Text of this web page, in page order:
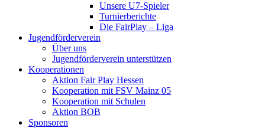
Unsere U7-Spieler
Turnierberichte
Die FairPlay – Liga
Jugendförderverein
Über uns
Jugendförderverein unterstützen
Kooperationen
Aktion Fair Play Hessen
Kooperation mit FSV Mainz 05
Kooperation mit Schulen
Aktion BOB
Sponsoren